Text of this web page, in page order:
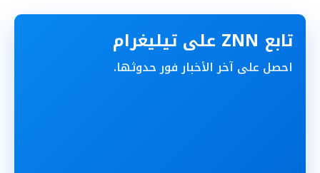
تابع ZNN على تيليغرام
احصل على آخر الأخبار فور حدوثها.